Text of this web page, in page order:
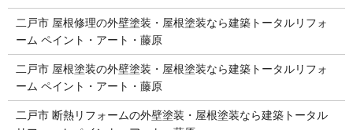
二戸市 屋根修理の外壁塗装・屋根塗装なら建築トータルリフォ
ーム ペイント・アート・藤原
二戸市 屋根塗装の外壁塗装・屋根塗装なら建築トータルリフォ
ーム ペイント・アート・藤原
二戸市 断熱リフォームの外壁塗装・屋根塗装なら建築トータル